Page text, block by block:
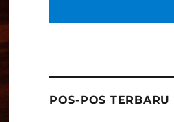
POS-POS TERBARU